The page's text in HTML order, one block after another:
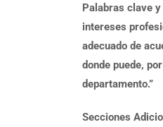
Palabras clave
intereses
adecuado de
donde puede,
departamento.”
Secciones